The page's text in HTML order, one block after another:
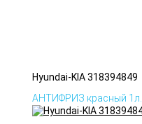
Hyundai-KIA 318394849
АНТИФРИЗ красный 1л.